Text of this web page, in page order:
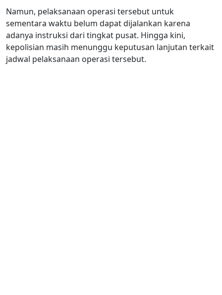
Namun, pelaksanaan operasi tersebut untuk
sementara waktu belum dapat dijalankan karena
adanya instruksi dari tingkat pusat. Hingga kini,
kepolisian masih menunggu keputusan lanjutan terkait
jadwal pelaksanaan operasi tersebut.